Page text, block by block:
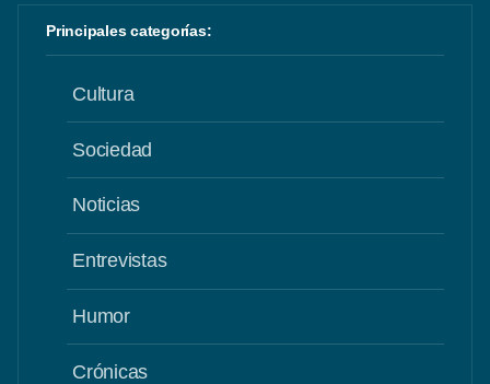
Principales categorías:
Cultura
Sociedad
Noticias
Entrevistas
Humor
Crónicas